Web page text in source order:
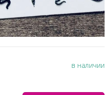
в наличии